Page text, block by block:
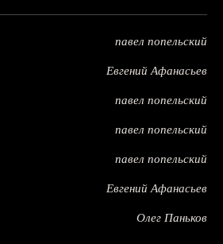
павел попельский
Евгений Афанасьев
павел попельский
павел попельский
павел попельский
Евгений Афанасьев
Олег Паньков